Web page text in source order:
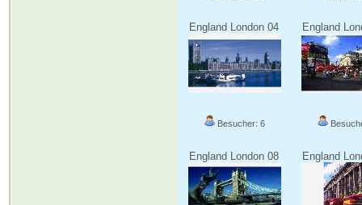
England London 04 England
Besucher: 6
England London 08 England